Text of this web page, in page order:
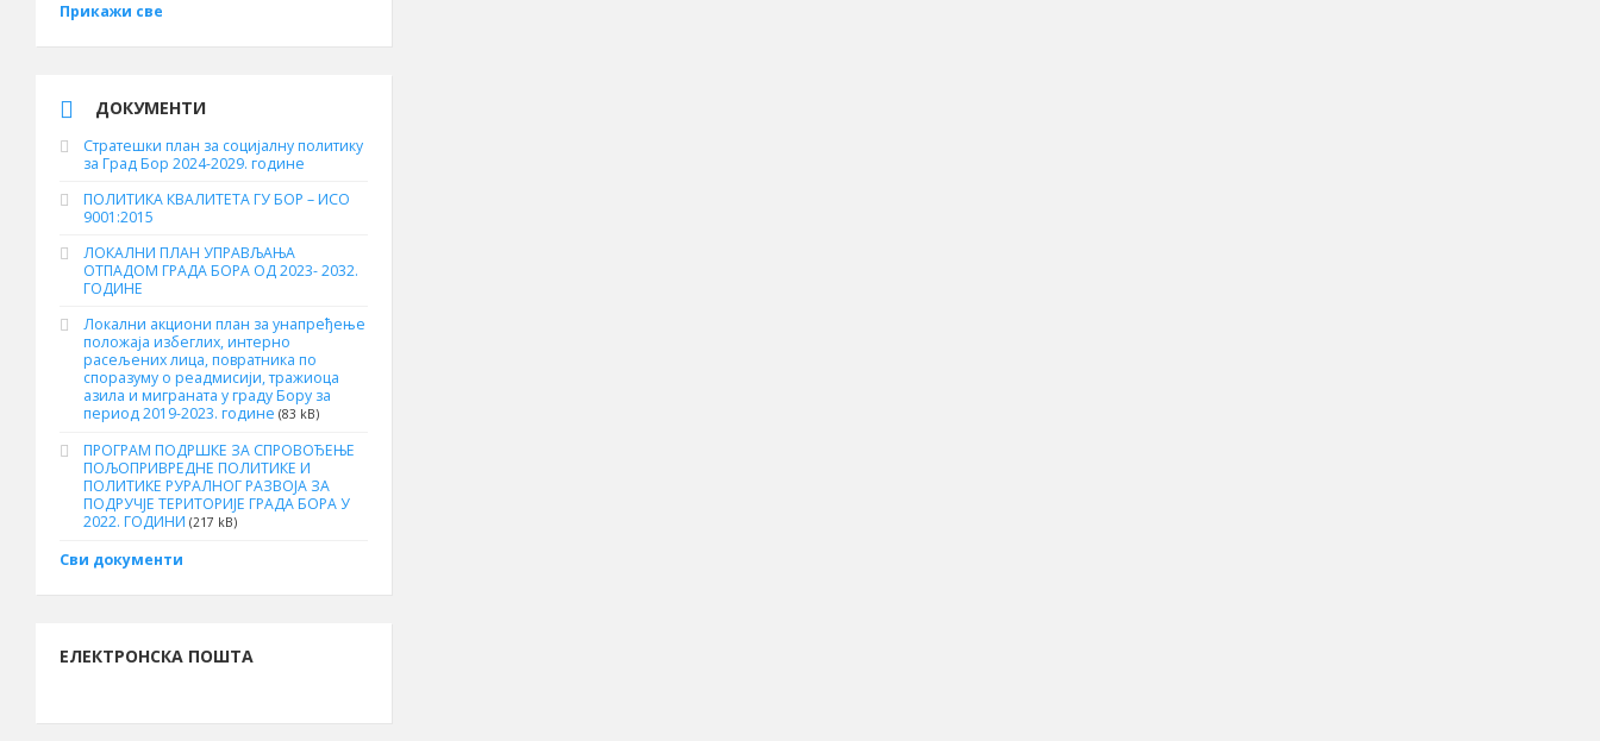
Прикажи све
ДОКУМЕНТИ
Стратешки план за социјалну политику
за Град Бор 2024-2029. године
ПОЛИТИКА КВАЛИТЕТА ГУ БОР – ИСО
9001:2015
ЛОКАЛНИ ПЛАН УПРАВЉАЊА
ОТПАДОМ ГРАДА БОРА ОД 2023- 2032.
ГОДИНЕ
Локални акциони план за унапређење
положаја избеглих, интерно
расељених лица, повратника по
споразуму о реадмисији, тражиоца
азила и миграната у граду Бору за
период 2019-2023. године (83 kB)
ПРОГРАМ ПОДРШКЕ ЗА СПРОВОЂЕЊЕ
ПОЉОПРИВРЕДНЕ ПОЛИТИКЕ И
ПОЛИТИКЕ РУРАЛНОГ РАЗВОЈА ЗА
ПОДРУЧЈЕ ТЕРИТОРИЈЕ ГРАДА БОРА У
2022. ГОДИНИ (217 kB)
Сви документи
ЕЛЕКТРОНСКА ПОШТА